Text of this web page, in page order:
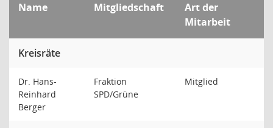
Name Mitgliedschaft
Art der
Mitarbeit
Kreisräte
Dr. Hans-
Reinhard
Berger
Fraktion
SPD/Grüne
Mitglied